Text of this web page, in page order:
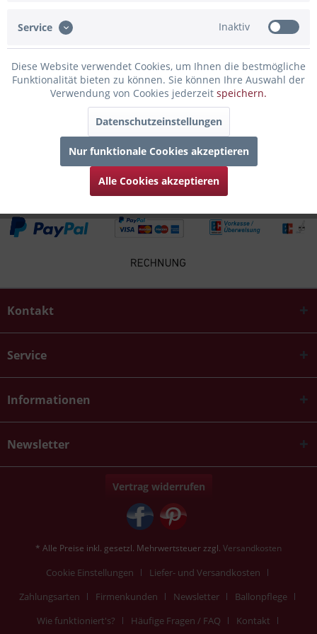
Infos zum Hersteller
Folgende Infos zum Hersteller sind verfübar......mehr
Zubehör 8
Kunden kauften auch
Kunden haben sich ebenfalls angesehen
Kontakt
Service
Informationen
Newsletter
Vertrag widerrufen
* Alle Preise inkl. gesetzl. Mehrwertsteuer zzgl. Versandkosten
Cookie Einstellungen
Liefer- und Versandkosten
Zahlungsarten
Firmenkunden Newsletter
Ballonpflege
Wie funktioniert's?
Häufige Fragen / FAQ Kontakt
Service Inaktiv
Diese Website verwendet Cookies, um Ihnen die bestmögliche
Funktionalität bieten zu können. Sie können Ihre Auswahl der
Verwendung von Cookies jederzeit speichern.
Datenschutzeinstellungen
Nur funktionale Cookies akzeptieren
Alle Cookies akzeptieren